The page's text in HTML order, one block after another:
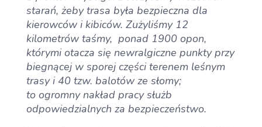
starań, żeby trasa była bezpieczna dla
kierowców i kibiców. Zużyliśmy 12
kilometrów taśmy, ponad 1900 opon,
którymi otacza się newralgiczne punkty przy
biegnącej w sporej części terenem leśnym
trasy i 40 tzw. balotów ze słomy;
to ogromny nakład pracy służb
odpowiedzialnych za bezpieczeństwo.